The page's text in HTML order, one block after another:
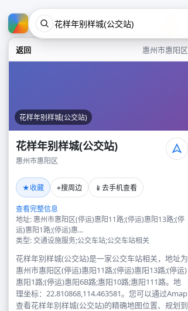
返回 惠州市惠阳区
花样年别样城(公交站)
花样年别样城(公交站)
惠州市惠阳区
★收藏 ⌖搜周边 📱 去手机查看
查看完整信息
地址: 惠州市惠阳区(停运)惠阳11路;(停运)惠阳13路;(停
运)惠阳1路;(停运)惠...
类型: 交通设施服务;公交车站;公交车站相关
花样年别样城(公交站)是一家公交车站相关，地址为
惠州市惠阳区(停运)惠阳11路;(停运)惠阳13路;(停运)
惠阳1路;(停运)惠阳6B路;惠阳10路;惠阳111路。地
理坐标：22.810868,114.463581。您可以通过Amap
查看花样年别样城(公交站)的精确地图位置、规划到